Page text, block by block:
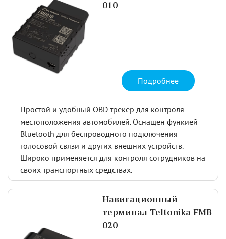
010
Подробнее
Простой и удобный OBD трекер для контроля
местоположения автомобилей. Оснащен функией
Bluetooth для беспроводного подключения
голосовой связи и других внешних устройств.
Широко применяется для контроля сотрудников на
своих транспортных средствах.
Навигационный
терминал Teltonika FMB
020